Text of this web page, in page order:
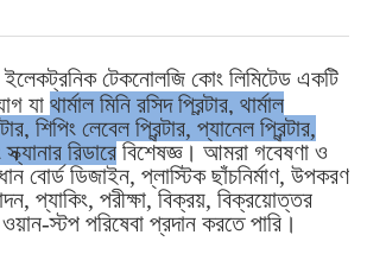
টেকনোলজি কোং লিমিটেড একটি
যা থার্মাল মিনি রসিদ প্রিন্টার, থার্মাল
শিপিং লেবেল প্রিন্টার, প্যানেল প্রিন্টার,
রিডারে বিশেষজ্ঞ। আমরা গবেষণা ও
বোর্ড ডিজাইন, প্লাস্টিক ছাঁচনির্মাণ, উপকরণ
প্যাকিং, পরীক্ষা, বিক্রয়, বিক্রয়োত্তর
স্টপ পরিষেবা প্রদান করতে পারি।